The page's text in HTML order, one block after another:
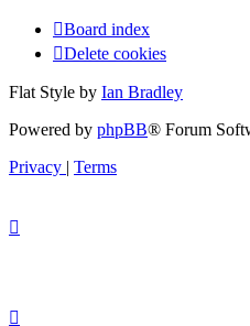
Board index
Delete cookies
Flat Style by Ian Bradley
Powered by phpBB® Forum
Privacy
Terms